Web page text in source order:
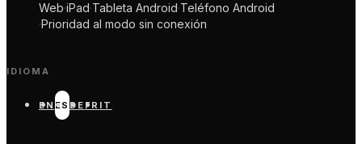
Web·iPad·Tableta Android·Teléfono Android
·Prioridad al modo sin conexión
IDIOMA
EN ES DE FR IT